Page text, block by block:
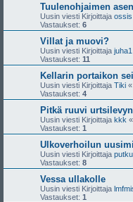
Tuulenohjaimen
Uusin viesti Kirjoittaja ossis
Vastaukset: 6
Villat ja muovi?
Uusin viesti Kirjoittaja juha1
Vastaukset: 11
Kellarin portaikon
Uusin viesti Kirjoittaja Tiki «
Vastaukset: 4
Pitkä ruuvi
Uusin viesti Kirjoittaja kkk «
Vastaukset: 1
Ulkoverhoilun
Uusin viesti Kirjoittaja putku
Vastaukset: 8
Vessa ullakolle
Uusin viesti Kirjoittaja
Vastaukset: 1